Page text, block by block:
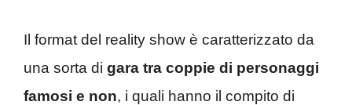
Il format del reality show è caratterizzato da
una sorta di gara tra coppie di personaggi
famosi e non, i quali hanno il compito di